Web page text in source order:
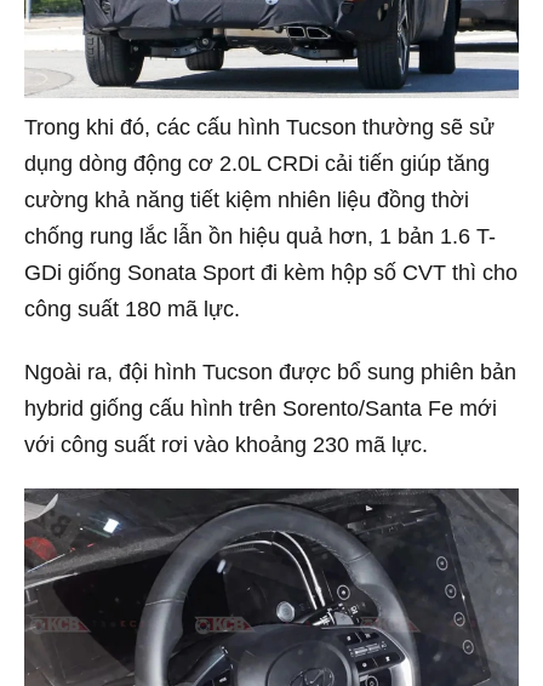
Trong khi đó, các cấu hình Tucson thường sẽ sử
dụng dòng động cơ 2.0L CRDi cải tiến giúp tăng
cường khả năng tiết kiệm nhiên liệu đồng thời
chống rung lắc lẫn ồn hiệu quả hơn, 1 bản 1.6 T-
GDi giống Sonata Sport đi kèm hộp số CVT thì cho
công suất 180 mã lực.
Ngoài ra, đội hình Tucson được bổ sung phiên bản
hybrid giống cấu hình trên Sorento/Santa Fe mới
với công suất rơi vào khoảng 230 mã lực.